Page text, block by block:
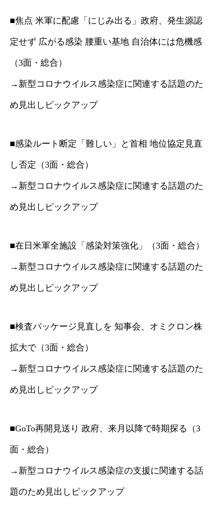
■焦点 米軍に配慮「にじみ出る」政府、発生源認
定せず 広がる感染 腰重い基地 自治体には危機感
（3面・総合）
→新型コロナウイルス感染症に関連する話題のた
め見出しピックアップ
■感染ルート断定「難しい」と首相 地位協定見直
し否定（3面・総合）
→新型コロナウイルス感染症に関連する話題のた
め見出しピックアップ
■在日米軍全施設「感染対策強化」（3面・総合）
→新型コロナウイルス感染症に関連する話題のた
め見出しピックアップ
■検査パッケージ見直しを 知事会、オミクロン株
拡大で（3面・総合）
→新型コロナウイルス感染症に関連する話題のた
め見出しピックアップ
■GoTo再開見送り 政府、来月以降で時期探る（3
面・総合）
→新型コロナウイルス感染症の支援に関連する話
題のため見出しピックアップ